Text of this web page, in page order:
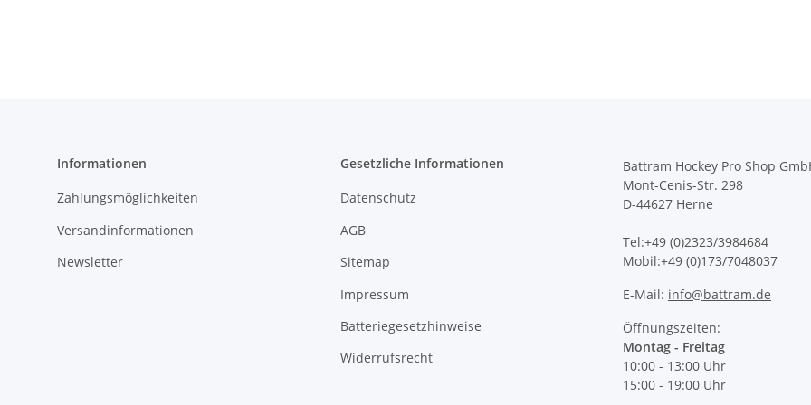
Informationen
Zahlungsmöglichkeiten
Versandinformationen
Newsletter
Gesetzliche Informationen
Datenschutz
AGB
Sitemap
Impressum
Batteriegesetzhinweise
Widerrufsrecht
Battram Hockey Pro Shop
Mont-Cenis-Str. 298
D-44627 Herne
Tel:+49 (0)2323/3984684
Mobil:+49 (0)173/7048037
E-Mail: info@battram.de
Öffnungszeiten:
Montag - Freitag
10:00 - 13:00 Uhr
15:00 - 19:00 Uhr